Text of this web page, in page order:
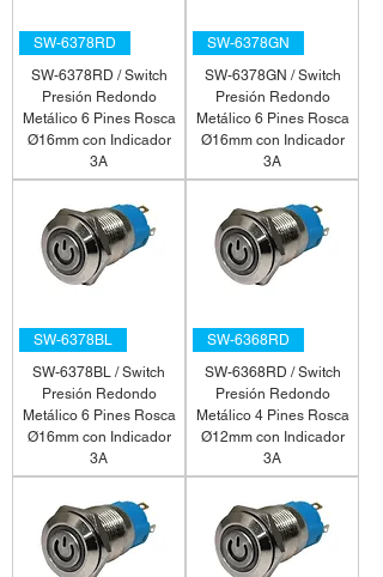
SW-6378RD
SW-6378RD / Switch
Presión Redondo
Metálico 6 Pines Rosca
Ø16mm con Indicador
3A
SW-6378GN
SW-6378GN / Switch
Presión Redondo
Metálico 6 Pines Rosca
Ø16mm con Indicador
3A
SW-6378BL
SW-6378BL / Switch
Presión Redondo
Metálico 6 Pines Rosca
Ø16mm con Indicador
3A
SW-6368RD
SW-6368RD / Switch
Presión Redondo
Metálico 4 Pines Rosca
Ø12mm con Indicador
3A